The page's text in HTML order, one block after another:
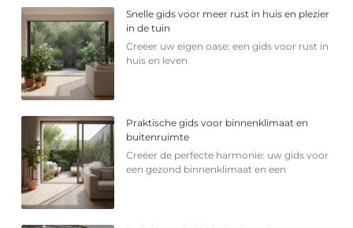
Snelle gids voor meer rust in huis en plezier
in de tuin
Creëer uw eigen oase: een gids voor rust in
huis en leven
Praktische gids voor binnenklimaat en
buitenruimte
Creëer de perfecte harmonie: uw gids voor
een gezond binnenklimaat en een